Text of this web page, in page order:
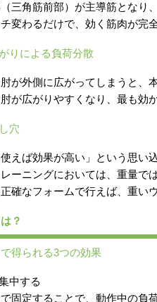
三角筋前部）が主導筋となり
変わるだけで、効く筋肉が完
りによる負荷分散
が外側に広がってしまうと、
が広がりやすくなり、最も効
穴
使えば効果が高い」という思
ーニングにおいては、重量で
確なフォームで行えば、重い
？
得られる3つの効果
中する
固定することで、動作中の負